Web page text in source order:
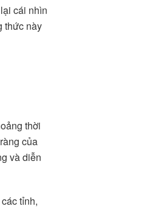
cái nhìn
thức này
thời
của
và diễn
tỉnh,